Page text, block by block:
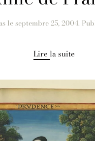
leseptembre 25, 2004.
Lire la suite